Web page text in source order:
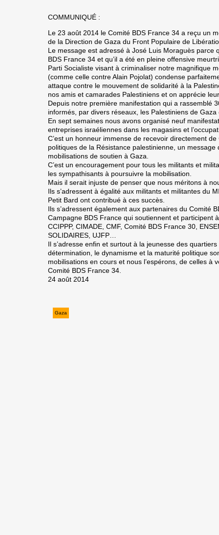
COMMUNIQUÉ :
Le 23 août 2014 le Comité BDS France 34 a reçu un
de la Direction de Gaza du Front Populaire de
Le message est adressé à José Luis Moraguès parce
BDS France 34 et qu’il a été en pleine offensive
Parti Socialiste visant à criminaliser notre magnifique
(comme celle contre Alain Pojolat) condense
attaque contre le mouvement de solidarité à la
nos amis et camarades Palestiniens et on apprécie
Depuis notre première manifestation qui a rassemblé
informés, par divers réseaux, les Palestiniens de
En sept semaines nous avons organisé neuf
entreprises israéliennes dans les magasins et
C’est un honneur immense de recevoir directement
politiques de la Résistance palestinienne, un
mobilisations de soutien à Gaza.
C’est un encouragement pour tous les militants et
les sympathisants à poursuivre la mobilisation.
Mais il serait injuste de penser que nous méritons à
Ils s’adressent à égalité aux militants et militantes du
Petit Bard ont contribué à ces succès.
Ils s’adressent également aux partenaires du Comité
Campagne BDS France qui soutiennent et participent
CCIPPP, CIMADE, CMF, Comité BDS France 30,
SOLIDAIRES, UJFP…
Il s’adresse enfin et surtout à la jeunesse des
détermination, le dynamisme et la maturité politique
mobilisations en cours et nous l’espérons, de celles à
Comité BDS France 34.
24 août 2014
Gaza